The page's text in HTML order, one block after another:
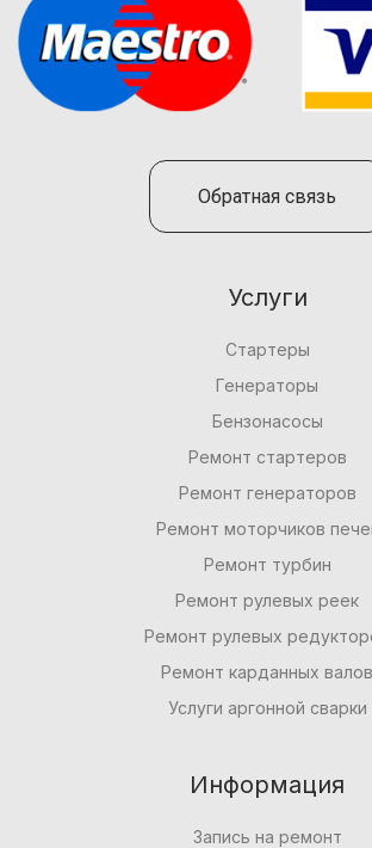
Обратная связь
Услуги
Стартеры
Генераторы
Бензонасосы
Ремонт стартеров
Ремонт генераторов
Ремонт моторчиков
Ремонт турбин
Ремонт рулевых реек
Ремонт рулевых
Ремонт карданных валов
Услуги аргонной сварки
Информация
Запись на ремонт